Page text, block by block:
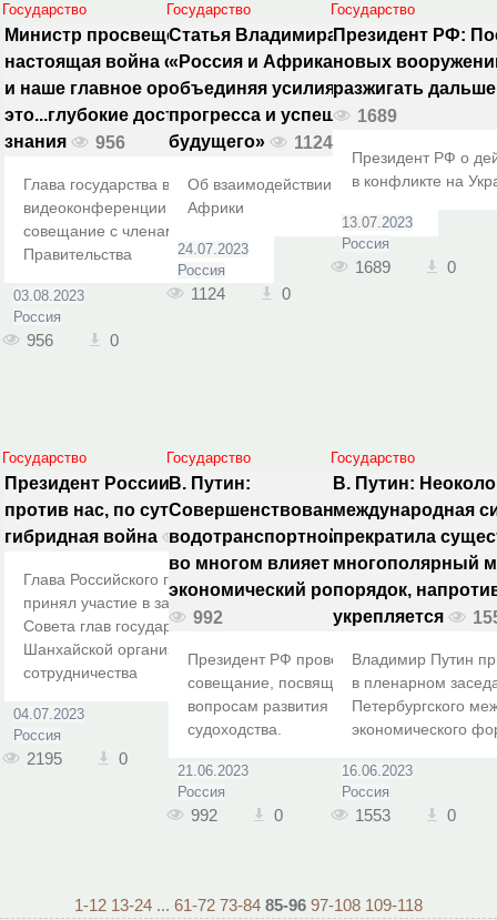
Государство
Министр просвещения: Идёт
настоящая война с историей,
и наше главное оружие –
это...глубокие достоверные
знания
956
Глава государства в режиме
видеоконференции провёл
совещание с членами
Правительства
03.08.2023
Россия
956 0
Государство
Статья Владимира Путина
«Россия и Африка:
объединяя усилия для мира,
прогресса и успешного
будущего»
1124
Об взаимодействии России и
Африки
24.07.2023
Россия
1124 0
Государство
Президент РФ:
новых
разжигать
1689
Президент РФ о
в конфликте на
13.07.2023
Россия
1689 0
Государство
Президент России: Сейчас
против нас, по сути, ведётся
гибридная война
2195
Глава Российского государства
принял участие в заседании
Совета глав государств – членов
Шанхайской организации
сотрудничества
04.07.2023
Россия
2195 0
Государство
В. Путин:
Совершенствование
водотранспортной системы
во многом влияет на общий
экономический рост в стране
992
Президент РФ провёл
совещание, посвящённое
вопросам развития речного
судоходства.
21.06.2023
Россия
992 0
Государство
В. Путин:
международная
прекратила
многополярный
порядок,
укрепляется
Владимир Путин
в пленарном
Петербургского
экономического
16.06.2023
Россия
1553 0
1-12 13-24 ... 61-72 73-84 85-96 97-108 109-118